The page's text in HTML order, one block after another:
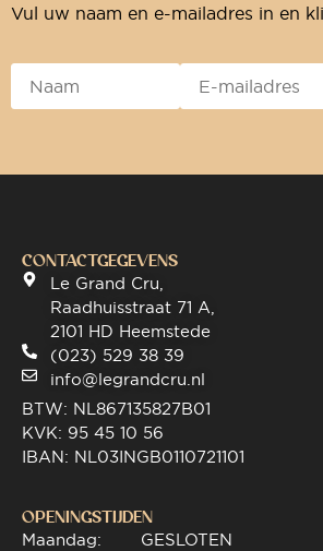
Vul uw naam en e-mailadres in en
CONTACTGEGEVENS
Le Grand Cru,
Raadhuisstraat 71 A,
2101 HD Heemstede
(023) 529 38 39
info@legrandcru.nl
BTW: NL867135827B01
KVK: 95 45 10 56
IBAN: NL03INGB0110721101
OPENINGSTIJDEN
Maandag:
GESLOTEN